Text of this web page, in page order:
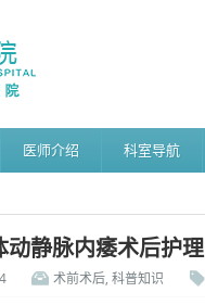
医师介绍 科室导航
动静脉内痿术后护理
术前术后, 科普知识